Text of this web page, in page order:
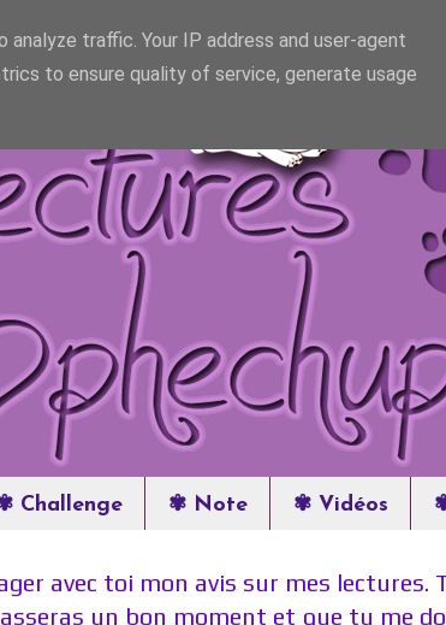
Challenge ✾ Note ✾ Vidéos
avec toi mon avis sur mes lectures.
un bon moment et que tu me
traffic. Your IP address and user-agent
to ensure quality of service, generate usage